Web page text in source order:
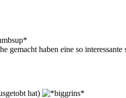
haben eine so interessante
hat)